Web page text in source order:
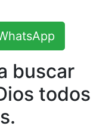
buscar
todos